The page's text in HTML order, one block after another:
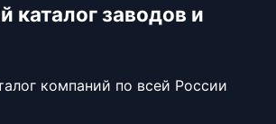
каталог заводов и
компаний по всей России